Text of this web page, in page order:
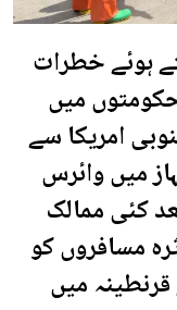
ہوئے خطرات
میں
امریکا سے
میں وائرس
کئی ممالک
مسافروں کو
میں